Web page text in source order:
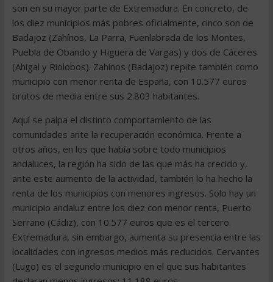
son en su mayor parte de Extremadura. En concreto, de
los diez municipios más pobres oficialmente, cinco son de
Badajoz (Zahínos, La Parra, Fuenlabrada de los Montes,
Puebla de Obando y Higuera de Vargas) y dos de Cáceres
(Ahigal y Riolobos). Zahínos (Badajoz) repite también como
municipio con menor renta de España, con 10.577 euros
brutos de media entre sus 2.803 habitantes.
Aquí se palpa el distinto comportamiento de las
comunidades ante la recuperación económica. Frente a
otros años, en los que había sobre todo municipios
andaluces, la región ha sido de las que más ha crecido y,
ante este aumento de la actividad, también lo ha hecho la
renta de los municipios con menores ingresos. Solo hay un
municipio andaluz entre los diez con menor renta, Puerto
Serrano (Cádiz), con 10.577 euros que es el tercero.
Extremadura, sin embargo, aumenta su presencia entre las
localidades con ingresos medios más reducidos. Cervantes
(Lugo) es el segundo municipio en el que sus habitantes